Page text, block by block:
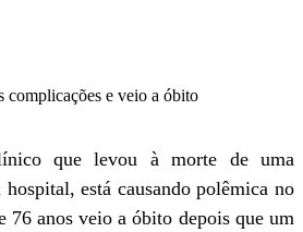
complicações e veio a óbito
que levou à morte de uma
está causando polêmica no
76 anos veio a óbito depois que um